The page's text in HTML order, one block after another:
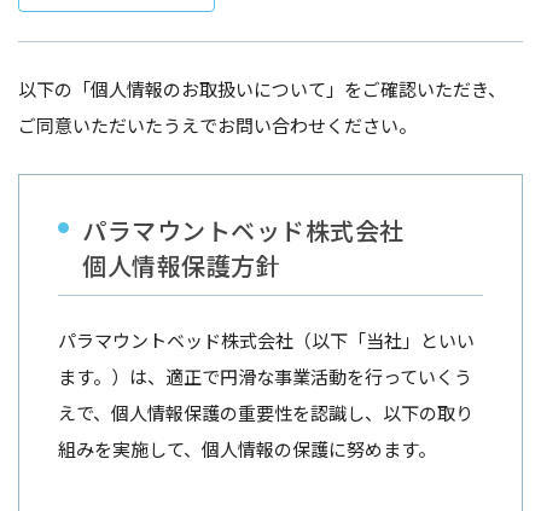
以下の「個人情報のお取扱いについて」をご確認いただき、
ご同意いただいたうえでお問い合わせください。
パラマウントベッド株式会社
個人情報保護方針
パラマウントベッド株式会社（以下「当社」といい
ます。）は、適正で円滑な事業活動を行っていくう
えで、個人情報保護の重要性を認識し、以下の取り
組みを実施して、個人情報の保護に努めます。